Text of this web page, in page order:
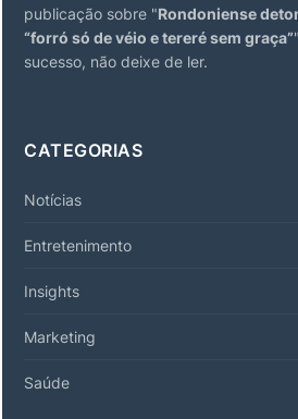
publicação sobre "Rondoniense
“forró só de véio e tereré sem graça”
sucesso, não deixe de ler.
CATEGORIAS
Notícias
Entretenimento
Insights
Marketing
Saúde